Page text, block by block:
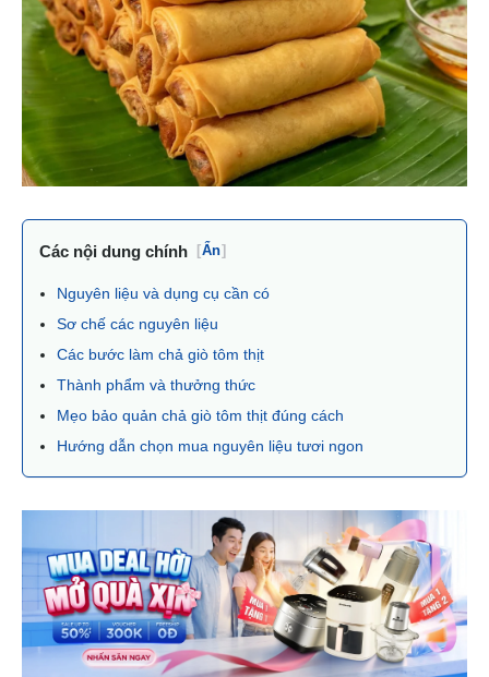
Các nội dung chính [Ẩn]
Nguyên liệu và dụng cụ cần có
Sơ chế các nguyên liệu
Các bước làm chả giò tôm thịt
Thành phẩm và thưởng thức
Mẹo bảo quản chả giò tôm thịt đúng cách
Hướng dẫn chọn mua nguyên liệu tươi ngon